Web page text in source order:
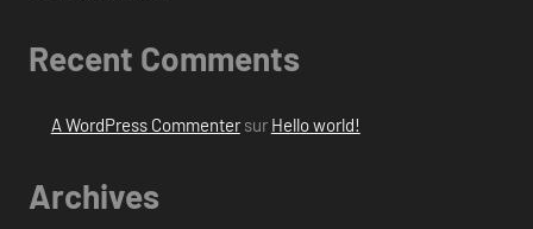
Recent Comments
A WordPress Commentersur Hello world!
Archives